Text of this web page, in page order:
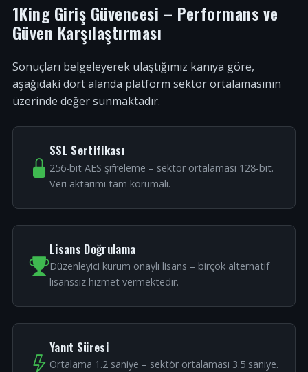
1King Giriş Güvencesi – Performans ve
Güven Karşılaştırması
Sonuçları belgeleyerek ulaştığımız kanıya göre,
aşağıdaki dört alanda platform sektör ortalamasının
üzerinde değer sunmaktadır.
SSL Sertifikası
256-bit AES şifreleme – sektör ortalaması 128-bit.
Veri aktarımı tam korumalı.
Lisans Doğrulama
Düzenleyici kurum onaylı lisans – birçok alternatif
lisanssız hizmet vermektedir.
Yanıt Süresi
Ortalama 1.2 saniye – sektör ortalaması 3.5 saniye.